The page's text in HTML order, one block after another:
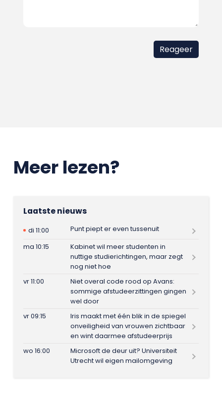
Meer lezen?
Laatste nieuws
di 11:00
Punt piept er even tussenuit
ma 10:15
Kabinet wil meer studenten in
nuttige studierichtingen, maar zegt
nog niet hoe
vr 11:00
Niet overal code rood op Avans:
sommige afstudeerzittingen gingen
wel door
vr 09:15
Iris maakt met één blik in de spiegel
onveiligheid van vrouwen zichtbaar
en wint daarmee afstudeerprijs
wo 16:00
Microsoft de deur uit? Universiteit
Utrecht wil eigen mailomgeving